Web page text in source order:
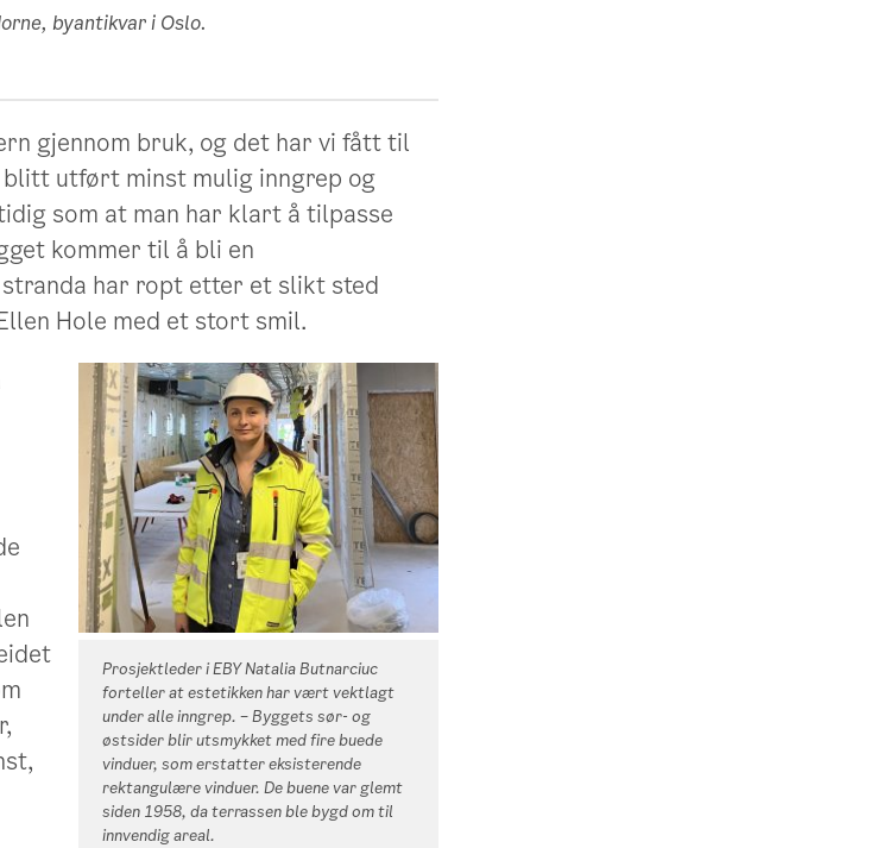
byantikvar i Oslo.
gjennom bruk, og det har vi fått til
blitt utført minst mulig inngrep og
som at man har klart å tilpasse
kommer til å bli en
har ropt etter et slikt sted
Hole med et stort smil.
Prosjektleder i EBY Natalia Butnarciuc
forteller at estetikken har vært vektlagt
under alle inngrep. – Byggets sør- og
østsider blir utsmykket med fire buede
vinduer, som erstatter eksisterende
rektangulære vinduer. De buene var glemt
siden 1958, da terrassen ble bygd om til
innvendig areal.